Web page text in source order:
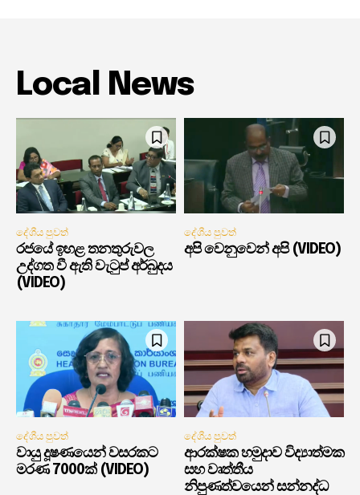
Local News
දේශීය පුවත්
රජයේ ඉහළ තනතුරුවල
උද්ගත වී ඇති වැටුප් අර්බුදය
(VIDEO)
දේශීය පුවත්
අපි වෙනුවෙන් අපි (VIDEO)
දේශීය පුවත්
වායු දූෂණයෙන් වසරකට
මරණ 7000ක් (VIDEO)
දේශීය පුවත්
ආරක්ෂක හමුදාව විද්‍යාත්මක
සහ වෘත්තීය
නිපුණත්වයෙන් සන්නද්ධ